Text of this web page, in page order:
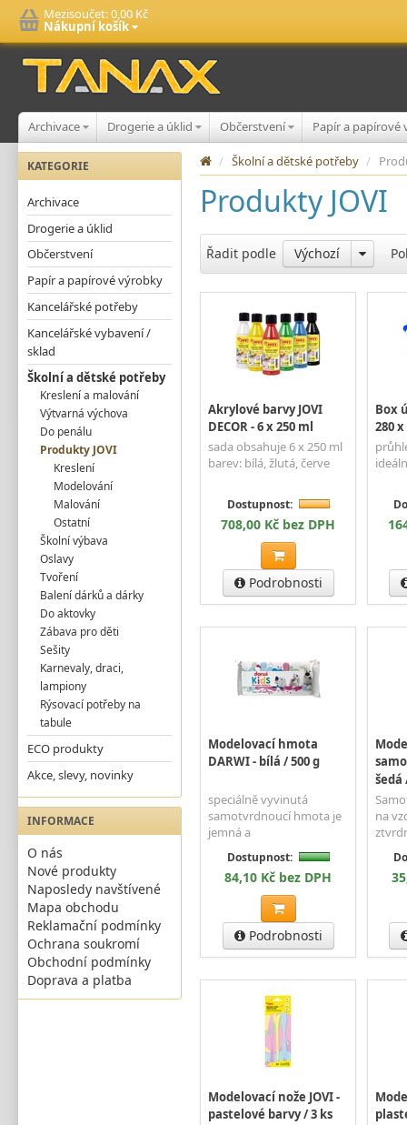
Mezisoučet:0,00 Kč
Nákupní košík
Archivace Drogerie a úklid Občerstvení Papír a
KATEGORIE
Archivace
Drogerie a úklid
Občerstvení
Papír a papírové výrobky
Kancelářské potřeby
Kancelářské vybavení /
sklad
Školní a dětské potřeby
Kreslení a malování
Výtvarná výchova
Do penálu
Produkty JOVI
Kreslení
Modelování
Malování
Ostatní
Školní výbava
Oslavy
Tvoření
Balení dárků a dárky
Do aktovky
Zábava pro děti
Sešity
Karnevaly, draci,
lampiony
Rýsovací potřeby na
tabule
ECO produkty
Akce, slevy, novinky
INFORMACE
O nás
Nové produkty
Naposledy navštívené
Mapa obchodu
Reklamační podmínky
Ochrana soukromí
Obchodní podmínky
Doprava a platba
/ Školní a dětské potřeby /
Produkty JOVI
Řadit podle Výchozí
Akrylové barvy JOVI
DECOR - 6 x 250 ml
sada obsahuje 6 x 250 ml
barev: bílá, žlutá, červe
Dostupnost:
708,00 Kč bez DPH
Podrobnosti
Box
280
Modelovací hmota
DARWI - bílá / 500 g
speciálně vyvinutá
samotvrdnoucí hmota je
jemná a
Dostupnost:
84,10 Kč bez DPH
Podrobnosti
šedá
na
Modelovací nože JOVI -
pastelové barvy / 3 ks